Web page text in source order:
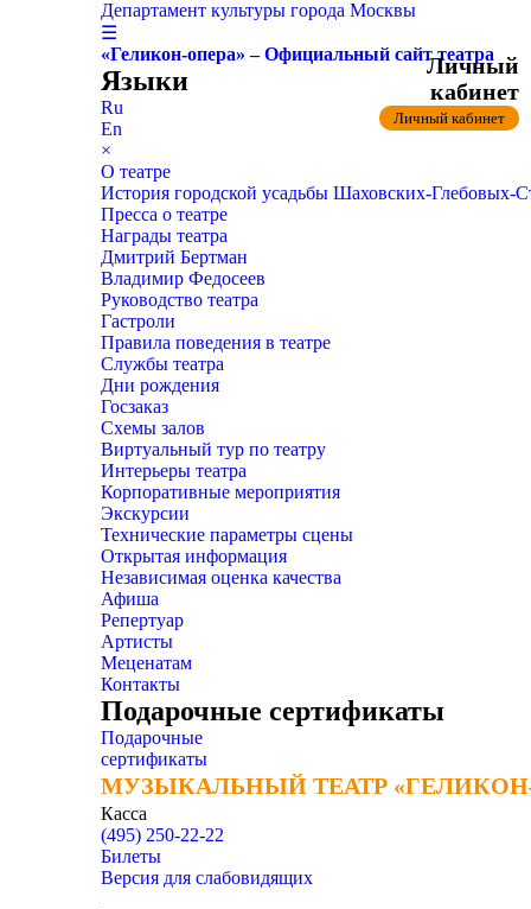
Департамент культуры города Москвы
☰
«Геликон-опера» – Официальный сайт театра
Языки
Ru
En
×
О театре
История городской усадьбы Шаховских-
Пресса о театре
Награды театра
Дмитрий Бертман
Владимир Федосеев
Руководство театра
Гастроли
Правила поведения в театре
Службы театра
Дни рождения
Госзаказ
Схемы залов
Виртуальный тур по театру
Интерьеры театра
Корпоративные мероприятия
Экскурсии
Технические параметры сцены
Открытая информация
Независимая оценка качества
Афиша
Репертуар
Артисты
Меценатам
Контакты
Подарочные сертификаты
Подарочные
сертификаты
МУЗЫКАЛЬНЫЙ ТЕАТР
МУЗЫКАЛЬНЫЙ ТЕАТР
Касса
(495) 250-22-22
Личный
кабинет
Личный кабинет
Билеты
Версия для слабовидящих